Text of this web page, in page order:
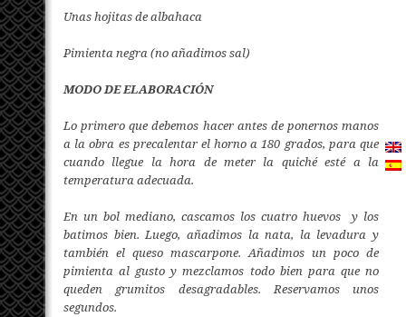
Unas hojitas de albahaca
Pimienta negra (no añadimos sal)
MODO DE ELABORACIÓN
Lo primero que debemos hacer antes de ponernos manos
a la obra es precalentar el horno a 180 grados, para que
cuando llegue la hora de meter la quiché esté a la
temperatura adecuada.
En un bol mediano, cascamos los cuatro huevos y los
batimos bien. Luego, añadimos la nata, la levadura y
también el queso mascarpone. Añadimos un poco de
pimienta al gusto y mezclamos todo bien para que no
queden grumitos desagradables. Reservamos unos
segundos.